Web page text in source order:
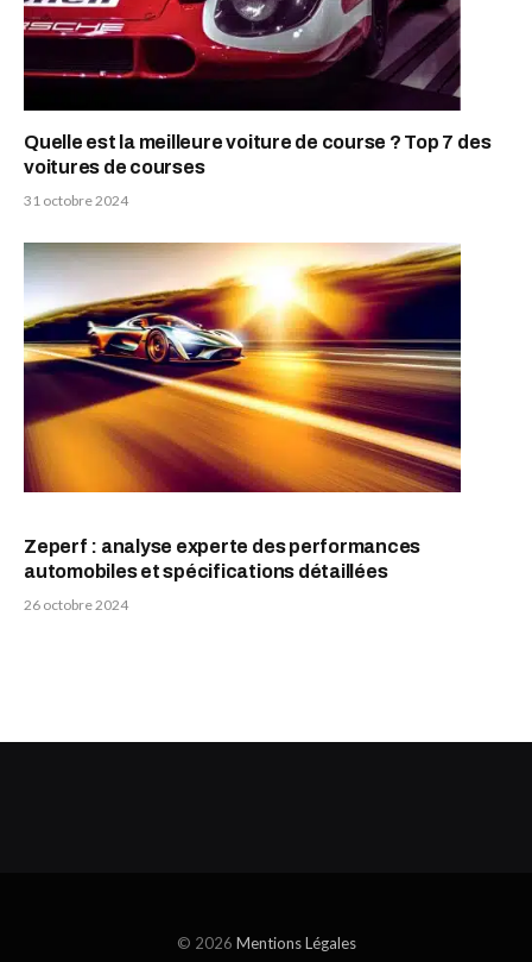
Quelle est la meilleure voiture de course ? Top 7 des
voitures de courses
31 octobre 2024
Zeperf : analyse experte des performances
automobiles et spécifications détaillées
26 octobre 2024
© 2026 Mentions Légales